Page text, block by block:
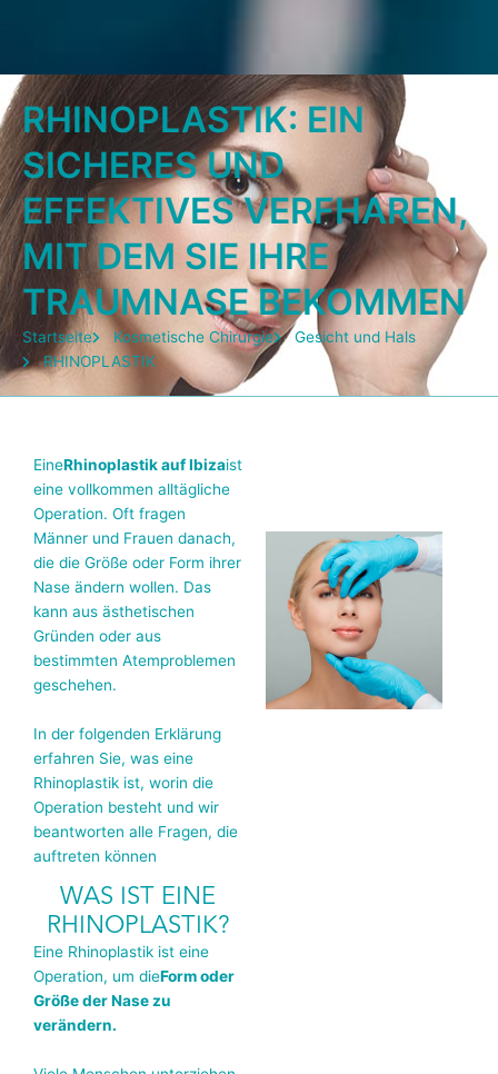
RHINOPLASTIK: EIN
SICHERES UND
EFFEKTIVES VERFHAREN,
MIT DEM SIE IHRE
TRAUMNASE BEKOMMEN
Startseite Kosmetische Chirurgie
Gesicht und Hals
RHINOPLASTIK
EineRhinoplastik auf Ibizaist
eine vollkommen alltägliche
Operation. Oft fragen
Männer und Frauen danach,
die die Größe oder Form ihrer
Nase ändern wollen. Das
kann aus ästhetischen
Gründen oder aus
bestimmten Atemproblemen
geschehen.
In der folgenden Erklärung
erfahren Sie, was eine
Rhinoplastik ist, worin die
Operation besteht und wir
beantworten alle Fragen, die
auftreten können
WAS IST EINE
RHINOPLASTIK?
Eine Rhinoplastik ist eine
Operation, um dieForm oder
Größe der Nase zu
verändern.